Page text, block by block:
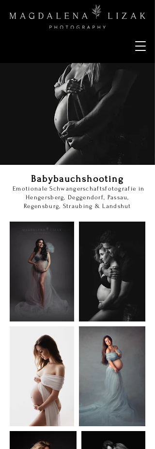
Babybauchshooting
Emotionale Schwangerschaftsfotografie in
Hengersberg, Deggendorf, Passau,
Regensburg, Straubing & Landshut